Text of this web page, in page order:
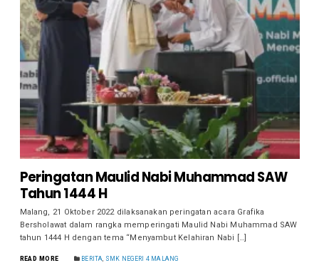
Peringatan Maulid Nabi Muhammad SAW
Tahun 1444 H
Malang, 21 Oktober 2022 dilaksanakan peringatan acara Grafika
Bersholawat dalam rangka memperingati Maulid Nabi Muhammad SAW
tahun 1444 H dengan tema “Menyambut Kelahiran Nabi […]
READ MORE BERITA SMK NEGERI 4 MALANG